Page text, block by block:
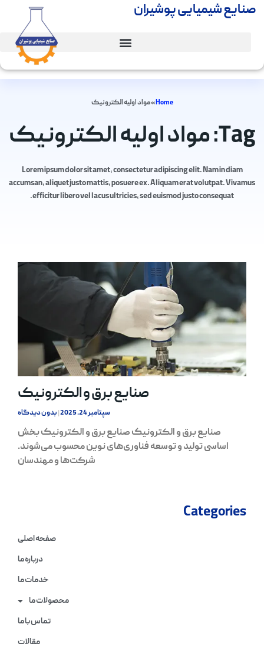
صنایع شیمیایی پوشیران
Home
»مواد اولیه الکترونیک
Tag: مواد اولیه الکترونیک
Lorem ipsum dolor sit amet, consectetur adipiscing elit. Nam in diam
accumsan, aliquet justo mattis, posuere ex. Aliquam erat volutpat. Vivamus
efficitur libero vel lacus ultricies, sed euismod justo consequat.
صنایع برق و الکترونیک
سپتامبر 24, 2025 بدون دیدگاه
صنایع برق و الکترونیک صنایع برق و الکترونیک بخش
اساسی تولید و توسعه فناوری‌های نوین محسوب می‌شوند.
شرکت‌ها و مهندسان
Categories
صفحه اصلی
درباره ما
خدمات ما
محصولات ما
تماس با ما
مقالات